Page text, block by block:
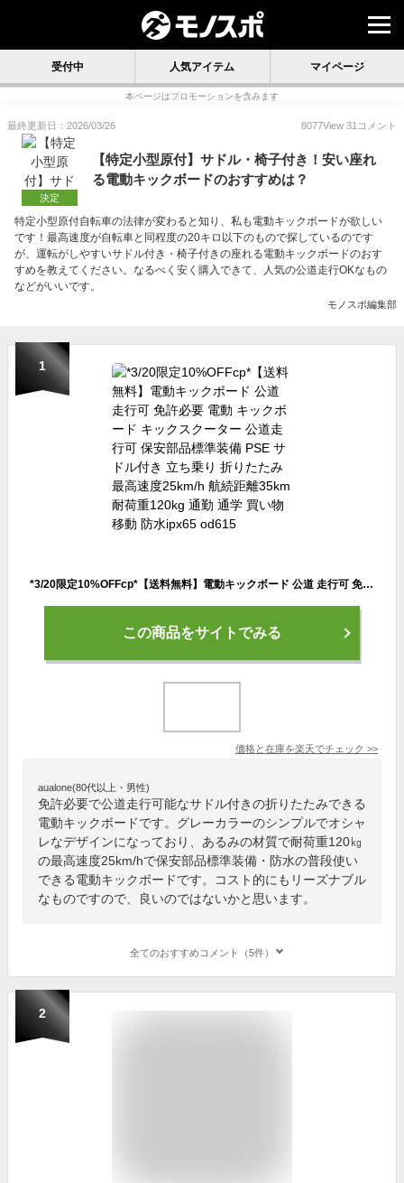
受付中 人気アイテム マイページ
本ページはプロモーションを含みます
最終更新日：2026/03/26 8077View 31 コメント
決定
【特定小型原付】サドル・椅子付き！安い座れ
る電動キックボードのおすすめは？
特定小型原付自転車の法律が変わると知り、私も電動キックボードが欲しい
です！最高速度が自転車と同程度の20キロ以下のもので探しているのです
が、運転がしやすいサドル付き・椅子付きの座れる電動キックボードのおす
すめを教えてください。なるべく安く購入できて、人気の公道走行OKなもの
などがいいです。
モノスポ編集部
1
*3/20限定10%OFFcp*【送料無料】電動キックボード 公道 走行可 免許必要 電動 キックボード キックスクーター 公道走行可 保安部品標準装備 PSE サドル付き 立ち乗り 折りたたみ 最高速度25km/h 航続距離35km 耐荷重120kg 通勤 通学 買い物 移動 防水ipx65 od615
この商品をサイトでみる
価格と在庫を楽天でチェック >>
aualone(80代以上・男性)
免許必要で公道走行可能なサドル付きの折りたたみできる
電動キックボードです。グレーカラーのシンプルでオシャ
レなデザインになっており、あるみの材質で耐荷重120㎏
の最高速度25km/hで保安部品標準装備・防水の普段使い
できる電動キックボードです。コスト的にもリーズナブル
なものですので、良いのではないかと思います。
全てのおすすめコメント（5件）
2